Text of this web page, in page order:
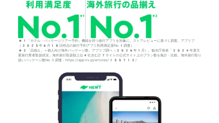
*1「ホテル・パッケージツアー予約」機能を持つ旅行アプリを対象に、ストアレビューに基づく調査。アプリブ
（2025年6月18日時点の旅行予約アプリ利用満足度No.1調査）
*2「品揃え」＝個人向け海外パッケージ数。アプリブ調べ（2026年1月）。観光庁発表「2024年度主
要旅行業者取扱状況」海外旅行取扱額上位4社含む計7サイトの公式サイト上のプラン数を集計・比較。海外旅行取り
扱いパッケージ数No.1調査：https://app-liv.jp/articles/155712/